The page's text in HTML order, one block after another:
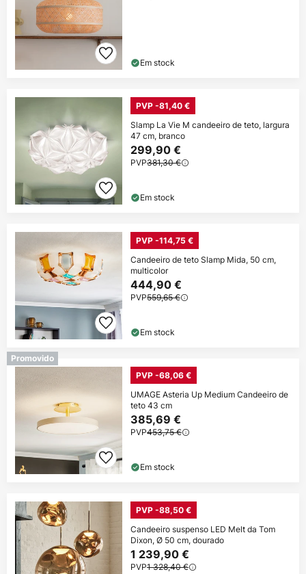
Em stock
PVP -81,40 €
Slamp La Vie M candeeiro de teto, largura
47 cm, branco
299,90 €
PVP381,30 €
Em stock
PVP -114,75 €
Candeeiro de teto Slamp Mida, 50 cm,
multicolor
444,90 €
PVP559,65 €
Em stock
Promovido
PVP -68,06 €
UMAGE Asteria Up Medium Candeeiro de
teto 43 cm
385,69 €
PVP453,75 €
Em stock
PVP -88,50 €
Candeeiro suspenso LED Melt da Tom
Dixon, Ø 50 cm, dourado
1 239,90 €
PVP1 328,40 €